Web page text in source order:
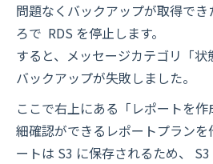
問題なくバックアップが取得で
ろで RDS を停止します。
すると、メッセージカテゴリ「状
バックアップが失敗しました。
ここで右上にある「レポートを
細確認ができるレポートプラン
ートは S3 に保存されるため、